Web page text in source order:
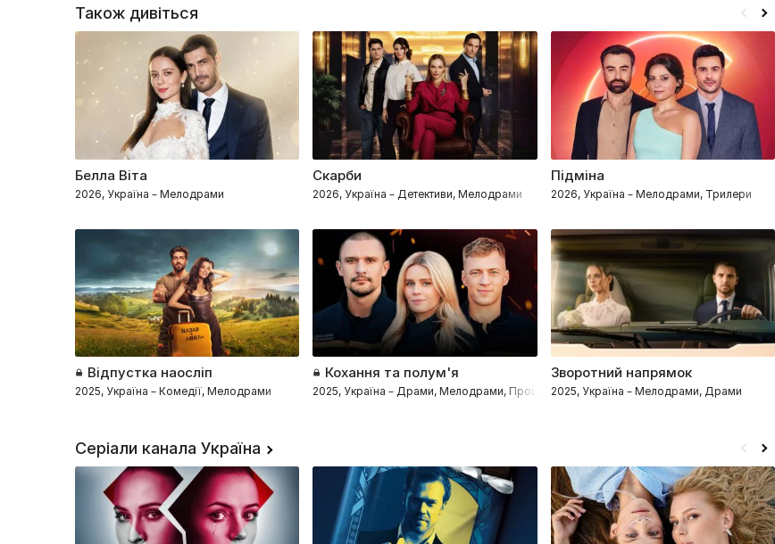
Також дивіться
Белла Віта
2026, Україна – Мелодрами
Скарби
2026, Україна – Детективи, Мелодрами
Підміна
2026, Україна – Мелодрами, Трилери
Відпустка наосліп
2025, Україна – Комедії, Мелодрами
Кохання та полум'я
2025, Україна – Драми, Мелодрами, Процедурали
Зворотний напрямок
2025, Україна – Мелодрами, Драми
Серіали канала Україна